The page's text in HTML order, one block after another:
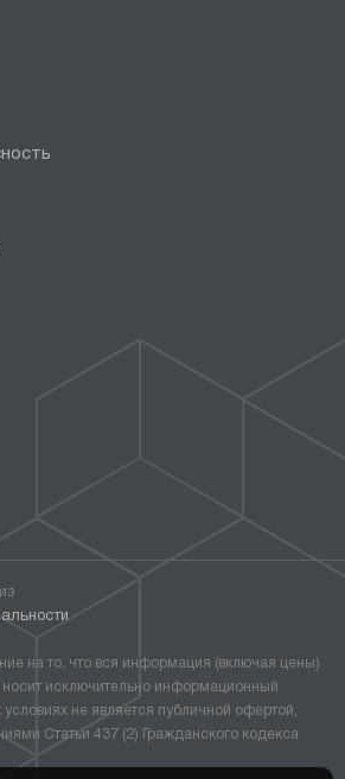
на то, что вся информация (включая цены)
носит исключительно информационный
условиях не является публичной офертой,
Статьи 437 (2) Гражданского кодекса